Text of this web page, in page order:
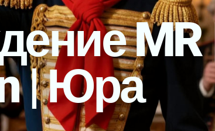
MR
| Юра